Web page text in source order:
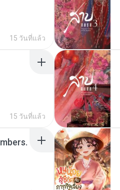
15 วันที่แล้ว
15 วันที่แล้ว